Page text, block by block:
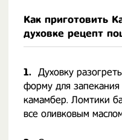
Как приготовить
духовке рецепт
1. Духовку
форму для
камамбер. Ломтики
все оливковым